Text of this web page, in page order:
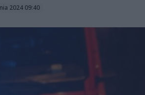
2024 09:40